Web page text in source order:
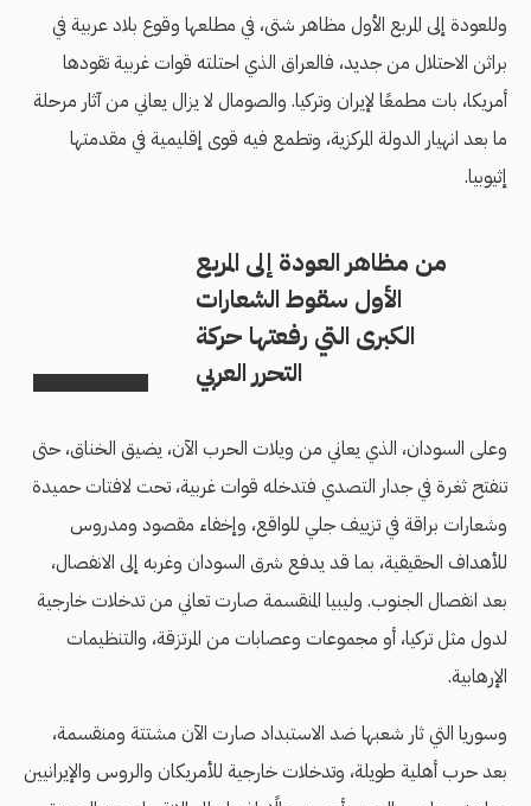
وللعودة إلى المربع الأول مظاهر شتى، في مطلعها وقوع بلاد عربية في
براثن الاحتلال من جديد، فالعراق الذي احتلته قوات غربية تقودها
أمريكا، بات مطمعًا لإيران وتركيا. والصومال لا يزال يعاني من آثار مرحلة
ما بعد انهيار الدولة المركزية، وتطمع فيه قوى إقليمية في مقدمتها
إثيوبيا.
من مظاهر العودة إلى المربع
الأول سقوط الشعارات
الكبرى التي رفعتها حركة
التحرر العربي
وعلى السودان، الذي يعاني من ويلات الحرب الآن، يضيق الخناق، حتى
تنفتح ثغرة في جدار التصدي فتدخله قوات غربية، تحت لافتات حميدة
وشعارات براقة في تزييف جلي للواقع، وإخفاء مقصود ومدروس
للأهداف الحقيقية، بما قد يدفع شرق السودان وغربه إلى الانفصال،
بعد انفصال الجنوب. وليبيا المنقسمة صارت تعاني من تدخلات خارجية
لدول مثل تركيا، أو مجموعات وعصابات من المرتزقة، والتنظيمات
الإرهابية.
وسوريا التي ثار شعبها ضد الاستبداد صارت الآن مشتتة ومنقسمة،
بعد حرب أهلية طويلة، وتدخلات خارجية للأمريكان والروس والإيرانيين